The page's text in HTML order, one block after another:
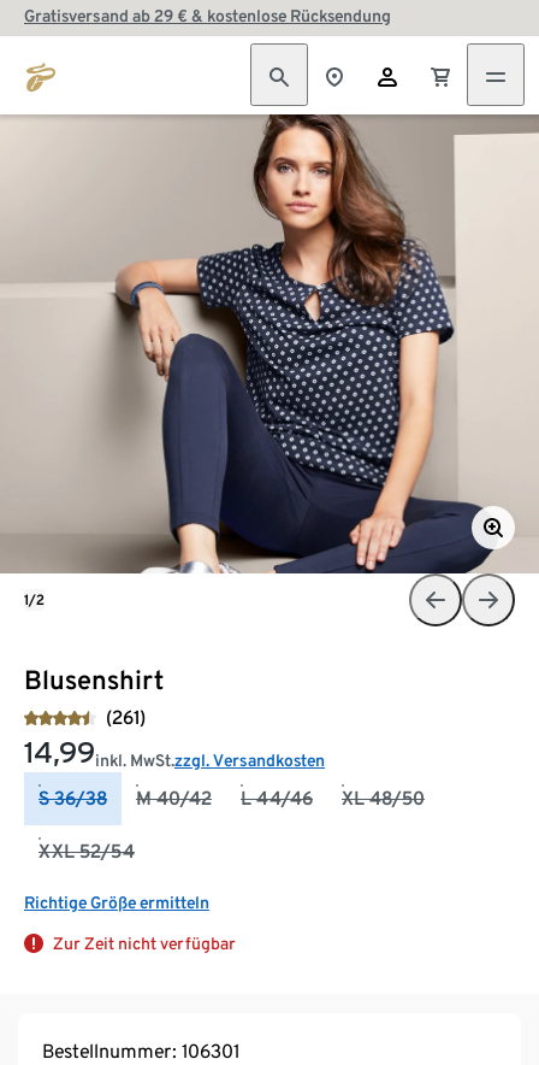
Gratisversand ab 29 € & kostenlose Rücksendung
Blusenshirt
(261)
14,99inkl. MwSt.zzgl. Versandkosten
S 36/38 M 40/42 L 44/46 XL 48/50
XXL 52/54
Richtige Größe ermitteln
Zur Zeit nicht verfügbar
1/2
Bestellnummer: 106301